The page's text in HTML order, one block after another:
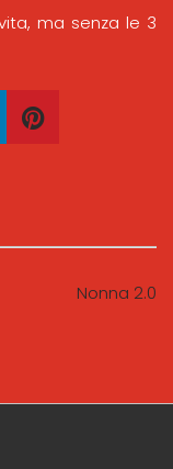
ma senza le 3
Nonna 2.0